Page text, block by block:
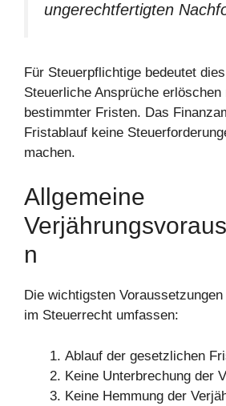
ungerechtfertigten
Für Steuerpflichtige bedeutet
Steuerliche Ansprüche erlöschen
bestimmter Fristen. Das
Fristablauf keine
machen.
Allgemeine
N
Die wichtigsten
im Steuerrecht umfassen:
Ablauf der gesetzlichen
Keine Unterbrechung der
Keine Hemmung der